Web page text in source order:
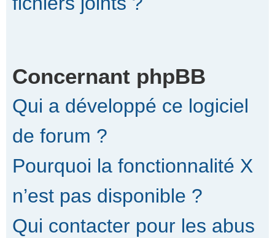
Concernant phpBB
Qui a développé ce logiciel
de forum ?
Pourquoi la fonctionnalité X
n’est pas disponible ?
Qui contacter pour les abus